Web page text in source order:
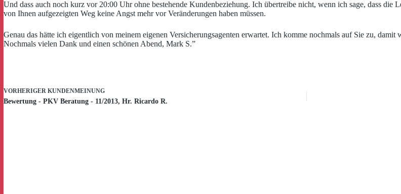
Und dass auch noch kurz vor 20:00 Uhr ohne bestehende Kundenbeziehung. Ich übertreibe nicht, wenn ich sage, dass
von Ihnen aufgezeigten Weg keine Angst mehr vor Veränderungen haben müssen.
Genau das hätte ich eigentlich von meinem eigenen Versicherungsagenten erwartet. Ich komme nochmals auf Sie zu,
Nochmals vielen Dank und einen schönen Abend, Mark S.”
VORHERIGER KUNDENMEINUNG
Bewertung - PKV Beratung - 11/2013, Hr. Ricardo R.